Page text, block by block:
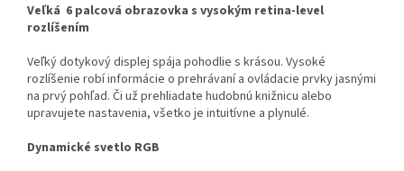
Veľká 6 palcová obrazovka s vysokým retina-level
rozlíšením
Veľký dotykový displej spája pohodlie s krásou. Vysoké
rozlíšenie robí informácie o prehrávaní a ovládacie prvky jasnými
na prvý pohľad. Či už prehliadate hudobnú knižnicu alebo
upravujete nastavenia, všetko je intuitívne a plynulé.
Dynamické svetlo RGB